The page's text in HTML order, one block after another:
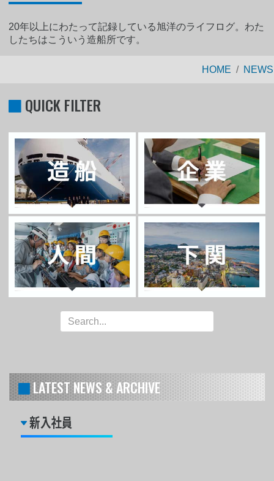
20年以上にわたって記録している旭洋のライフログ。わた
したちはこういう造船所です。
HOME NEWS
QUICK FILTER
LATEST NEWS & ARCHIVE
新入社員